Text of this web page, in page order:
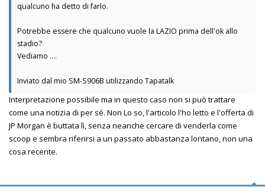
qualcuno ha detto di farlo.
Potrebbe essere che qualcuno vuole la LAZIO prima dell'ok allo
stadio?
Vediamo ....
Inviato dal mio SM-S906B utilizzando Tapatalk
Interpretazione possibile ma in questo caso non si può trattare
come una notizia di per sé. Non Lo so, l'articolo l'ho letto e l'offerta di
JP Morgan è buttata lì, senza neanche cercare di venderla come
scoop e sembra riferirsi a un passato abbastanza lontano, non una
cosa recente.